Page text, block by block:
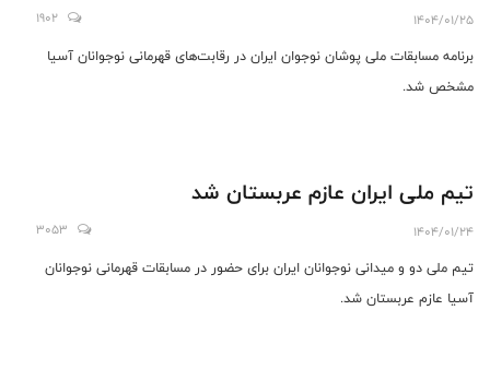
1404/01/25
1902
‎برنامه مسابقات ملی پوشان نوجوان ایران در رقابت‌های قهرمانی نوجوانان آسیا
مشخص شد.
تیم ملی ایران عازم عربستان شد
1404/01/24
3053
تیم ملی دو و میدانی نوجوانان ایران برای حضور در مسابقات قهرمانی نوجوانان
آسیا عازم عربستان شد.